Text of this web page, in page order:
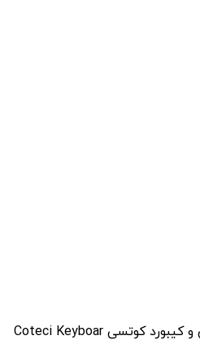
/ موس و کیبورد کوتسی Coteci Keyboar